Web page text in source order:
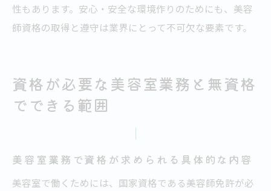
性もあります。安心・安全な環境作りのためにも、美容
師資格の取得と遵守は業界にとって不可欠な要素です。
資格が必要な美容室業務と無資格
でできる範囲
美容室業務で資格が求められる具体的な内容
美容室で働くためには、国家資格である美容師免許が必